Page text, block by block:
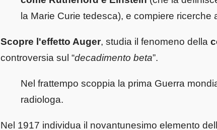
la Marie Curie tedesca), e compiere ricerche
Scopre l'effetto Auger, studia il fenomeno della
controversia sul “decadimento beta”.
Nel frattempo scoppia la prima Guerra
radiologa.
Nel 1917 individua il novantunesimo elemento